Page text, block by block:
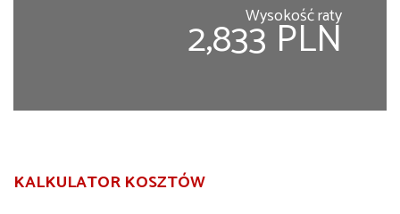
Wysokość raty
2,833 PLN
KALKULATOR KOSZTÓW